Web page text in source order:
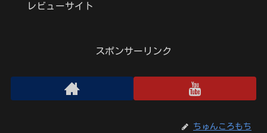
レビューサイト
スポンサーリンク
ちゅんころもち